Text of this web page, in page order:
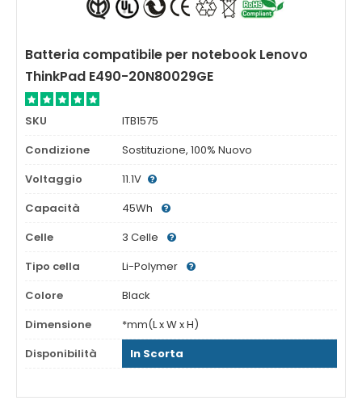
Batteria compatibile per notebook Lenovo
ThinkPad E490-20N80029GE
SKU
ITB1575
Condizione
Sostituzione, 100% Nuovo
Voltaggio
11.1V
Capacità
45Wh
Celle
3 Celle
Tipo cella
Li-Polymer
Colore
Black
Dimensione
*mm(L x W x H)
Disponibilità
In Scorta